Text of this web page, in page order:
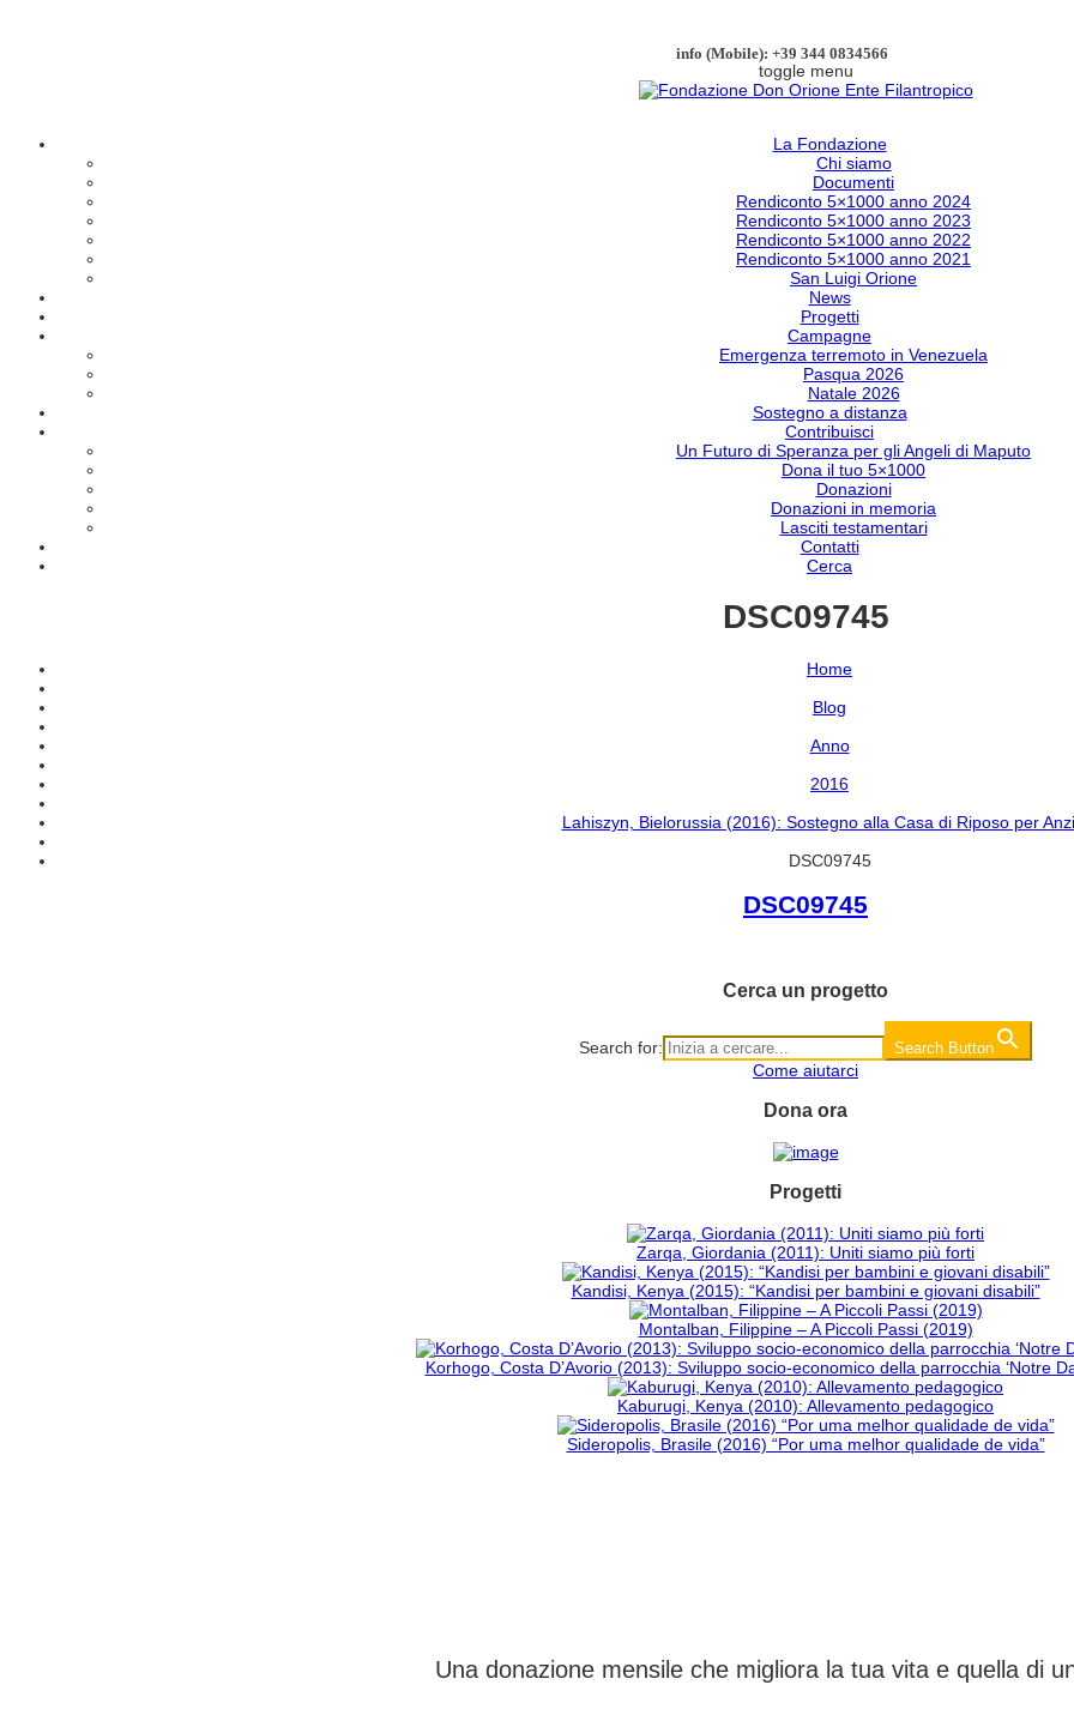
info (Mobile): +39 344 0834566
toggle menu
La Fondazione
Chi siamo
Documenti
Rendiconto 5×1000 anno 2024
Rendiconto 5×1000 anno 2023
Rendiconto 5×1000 anno 2022
Rendiconto 5×1000 anno 2021
San Luigi Orione
News
Progetti
Campagne
Emergenza terremoto in Venezuela
Pasqua 2026
Natale 2026
Sostegno a distanza
Contribuisci
Un Futuro di Speranza per gli Angeli di Maputo
Dona il tuo 5×1000
Donazioni
Donazioni in memoria
Lasciti testamentari
Contatti
Cerca
DSC09745
Home
Blog
Anno
2016
Lahiszyn, Bielorussia (2016): Sostegno alla Casa di Riposo per
DSC09745
DSC09745
Cerca un progetto
Search for: Search Button
Come aiutarci
Dona ora
Progetti
Zarqa, Giordania (2011): Uniti siamo più forti
Kandisi, Kenya (2015): “Kandisi per bambini e giovani disabili”
Montalban, Filippine – A Piccoli Passi (2019)
Korhogo, Costa D’Avorio (2013): Sviluppo socio-economico della parrocchia ‘Notre
Kaburugi, Kenya (2010): Allevamento pedagogico
Sideropolis, Brasile (2016) “Por uma melhor qualidade de vida”
Una donazione mensile che migliora la tua vita e quella di